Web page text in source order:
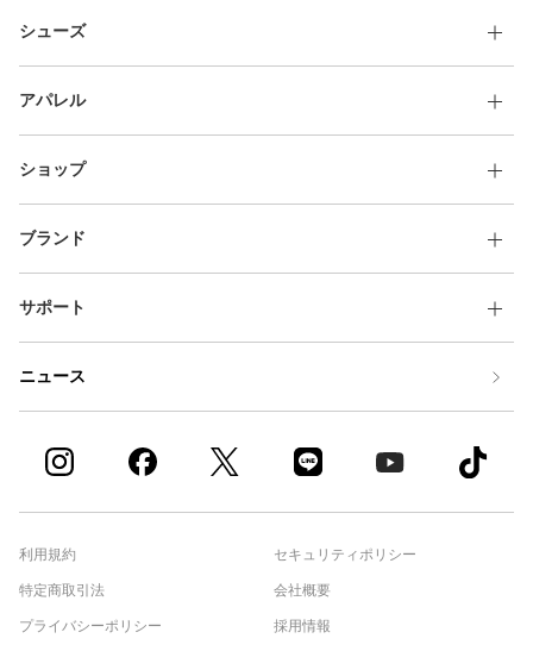
シューズ
アパレル
ショップ
ブランド
サポート
ニュース
利用規約
特定商取引法
プライバシーポリシー
セキュリティポリシー
会社概要
採用情報